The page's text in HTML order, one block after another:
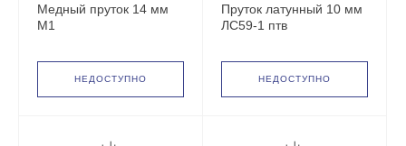
Медный пруток 14 мм
М1
НЕДОСТУПНО
Пруток латунный 10 мм
ЛС59-1 птв
НЕДОСТУПНО